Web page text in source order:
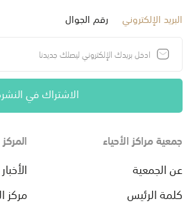
البريد الإلكتروني رقم الجوال
الاشتراك في
جمعية مراكز الأحياء
عن الجمعية
كلمة الرئيس
الأخبار
مركز